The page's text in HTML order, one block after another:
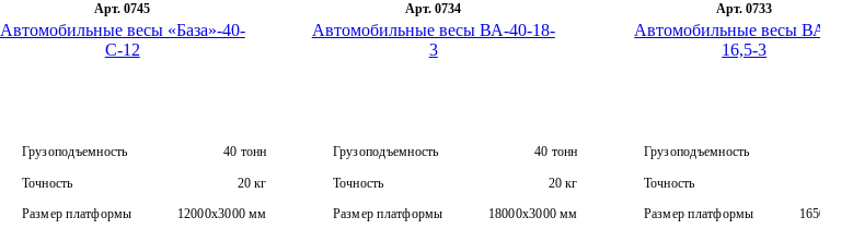
Арт. 0745
Автомобильные весы «База»-40-
С-12
Грузоподъемность 40 тонн
Точность 20 кг
Размер платформы 12000х3000 мм
Арт. 0734
Автомобильные весы ВА-40-18-
3
Грузоподъемность 40 тонн
Точность 20 кг
Размер платформы 18000х3000 мм
Арт. 0733
Автомобильные весы ВА-
16,5-3
Грузоподъемность
Точность
Размер платформы